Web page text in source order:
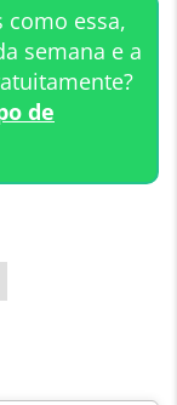
como essa,
semana e a
de